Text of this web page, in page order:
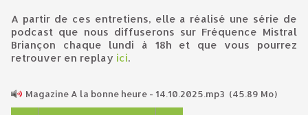
A partir de ces entretiens, elle a réalisé une série de
podcast que nous diffuserons sur Fréquence Mistral
Briançon chaque lundi à 18h et que vous pourrez
retrouver en replay ici.
Magazine A la bonne heure - 14.10.2025.mp3 (45.89 Mo)